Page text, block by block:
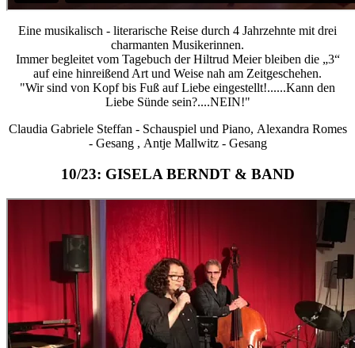
Eine musikalisch - literarische Reise durch 4 Jahrzehnte mit drei
charmanten Musikerinnen.
Immer begleitet vom Tagebuch der Hiltrud Meier bleiben die „3“
auf eine hinreißend Art und Weise nah am Zeitgeschehen.
"Wir sind von Kopf bis Fuß auf Liebe eingestellt!......Kann den
Liebe Sünde sein?....NEIN!"
Claudia Gabriele Steffan - Schauspiel und Piano, Alexandra Romes
- Gesang , Antje Mallwitz - Gesang
10/23: GISELA BERNDT & BAND